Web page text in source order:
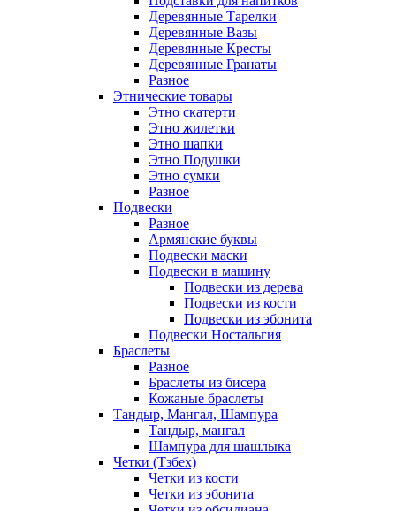
Деревянные Тарелки
Деревянные Вазы
Деревянные Кресты
Деревянные Гранаты
Разное
Этнические товары
Этно скатерти
Этно жилетки
Этно шапки
Этно Подушки
Этно сумки
Разное
Подвески
Разное
Армянские буквы
Подвески маски
Подвески в машину
Подвески из дерева
Подвески из кости
Подвески из эбонита
Подвески Ностальгия
Браслеты
Разное
Браслеты из бисера
Кожаные браслеты
Тандыр, Мангал, Шампура
Тандыр, мангал
Шампура для шашлыка
Четки (Тзбех)
Четки из кости
Четки из эбонита